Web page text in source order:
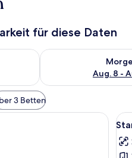
für diese Daten
heute Nacht, Aug. 7 - Aug.
Aug. 8 -
Überprüfe die
3 Betten
Hotelzimmer mit einem Bett, einem
Alle
für